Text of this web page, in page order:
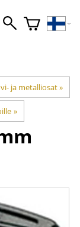
ja metalliosat‪»
‪»